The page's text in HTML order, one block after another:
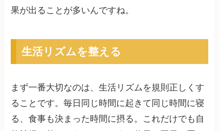
果が出ることが多いんですね。
生活リズムを整える
まず一番大切なのは、生活リズムを規則正しくす
ることです。毎日同じ時間に起きて同じ時間に寝
る、食事も決まった時間に摂る。これだけでも自